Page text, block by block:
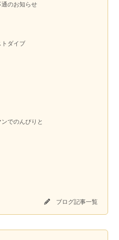
通のお知らせ
トダイブ
でのんびりと
ブログ記事一覧